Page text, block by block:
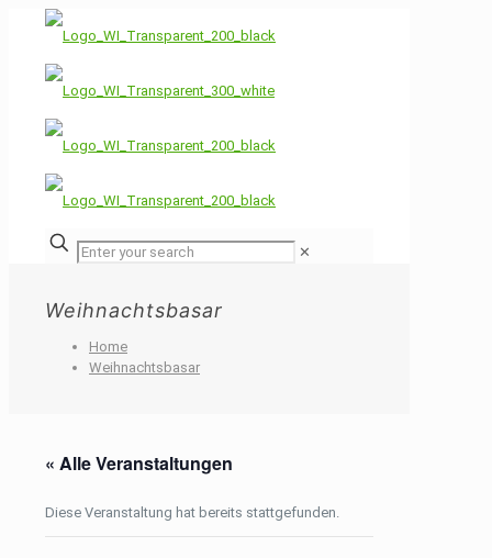
✕
Weihnachtsbasar
Home
Weihnachtsbasar
« Alle Veranstaltungen
Diese Veranstaltung hat bereits stattgefunden.